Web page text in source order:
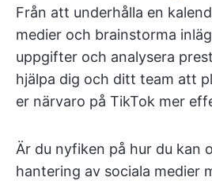
Från att underhålla en
medier och brainstorma
uppgifter och analysera
hjälpa dig och ditt team att
er närvaro på TikTok mer
Är du nyfiken på hur du kan
hantering av sociala medier